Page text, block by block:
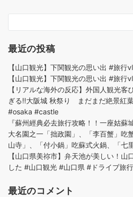
最近の投稿
【山口観光】下関観光の思い出 #旅行
【山口観光】下関観光の思い出 #旅行
【リアルな海外の反応】外国人観光客
ぎる!!大阪城 秋祭り まだまだ絶景紅
#osaka #castle
『蘇州經典必去旅行攻略！！一座姑蘇
大名園之一「拙政園」、「李百蟹」吃
山寺」、「付小鍋」吃蘇式火鍋、「七
【山口県美祢市】弁天池が美しい！山
した #山口観光 #山口県 #ドライブ旅行
最近のコメント